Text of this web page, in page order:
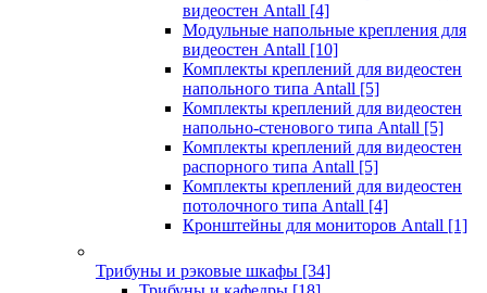
видеостен Antall [4]
Модульные напольные крепления для
видеостен Antall [10]
Комплекты креплений для видеостен
напольного типа Antall [5]
Комплекты креплений для видеостен
напольно-стенового типа Antall [5]
Комплекты креплений для видеостен
распорного типа Antall [5]
Комплекты креплений для видеостен
потолочного типа Antall [4]
Кронштейны для мониторов Antall [1]
Трибуны и рэковые шкафы [34]